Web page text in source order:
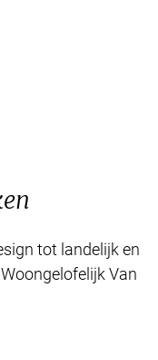
tot landelijk en
Van